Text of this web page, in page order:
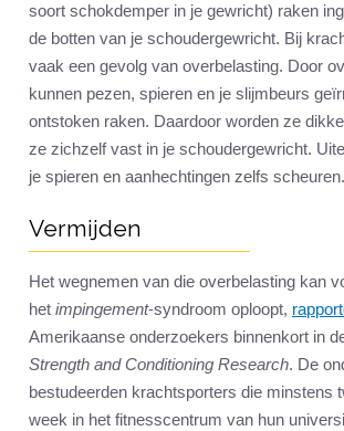
soort schokdemper in je gewricht) raken
de botten van je schoudergewricht. Bij
vaak een gevolg van overbelasting. Door
kunnen pezen, spieren en je slijmbeurs
ontstoken raken. Daardoor worden ze
ze zichzelf vast in je schoudergewricht.
je spieren en aanhechtingen zelfs scheuren.
Vermijden
Het wegnemen van die overbelasting kan
het impingement-syndroom oploopt,
Amerikaanse onderzoekers binnenkort in
Strength and Conditioning Research. De
bestudeerden krachtsporters die minstens
week in het fitnesscentrum van hun